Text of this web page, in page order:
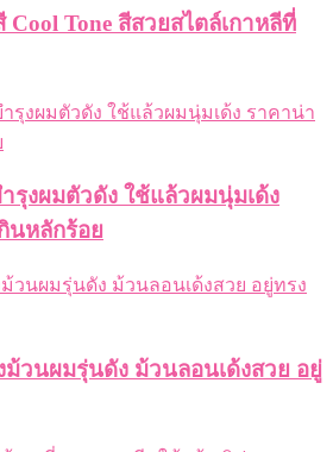
Tone สีสวยสไตล์เกาหลีที่
รุงผมตัวดัง ใช้แล้วผมนุ่มเด้ง
นหลักร้อย
ม้วนผมรุ่นดัง ม้วนลอนเด้งสวย อยู่